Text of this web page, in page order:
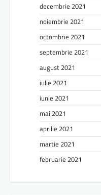
decembrie 2021
noiembrie 2021
octombrie 2021
septembrie 2021
august 2021
iulie 2021
iunie 2021
mai 2021
aprilie 2021
martie 2021
februarie 2021